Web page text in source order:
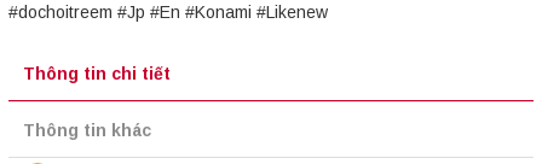
#dochoitreem #Jp #En #Konami #Likenew
Thông tin chi tiết
Thông tin khác